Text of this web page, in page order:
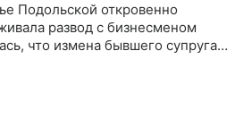
Подольской откровенно
развод с бизнесменом
что измена бывшего супруга